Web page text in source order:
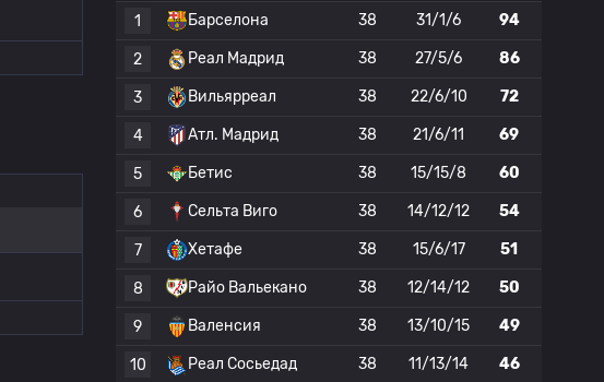
1
Барселона 38 31/1/6 94
2 Реал Мадрид 38 27/5/6 86
3 Вильярреал 38 22/6/10 72
4 Атл. Мадрид 38 21/6/11 69
5 Бетис 38 15/15/8 60
6 Сельта Виго 38 14/12/12 54
7 Хетафе 38 15/6/17 51
8 Райо Вальекано 38 12/14/12 50
9 Валенсия 38 13/10/15 49
10 Реал Сосьедад 38 11/13/14 46